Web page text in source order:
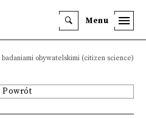
Menu
obywatelskimi (citizen science)
Powrót